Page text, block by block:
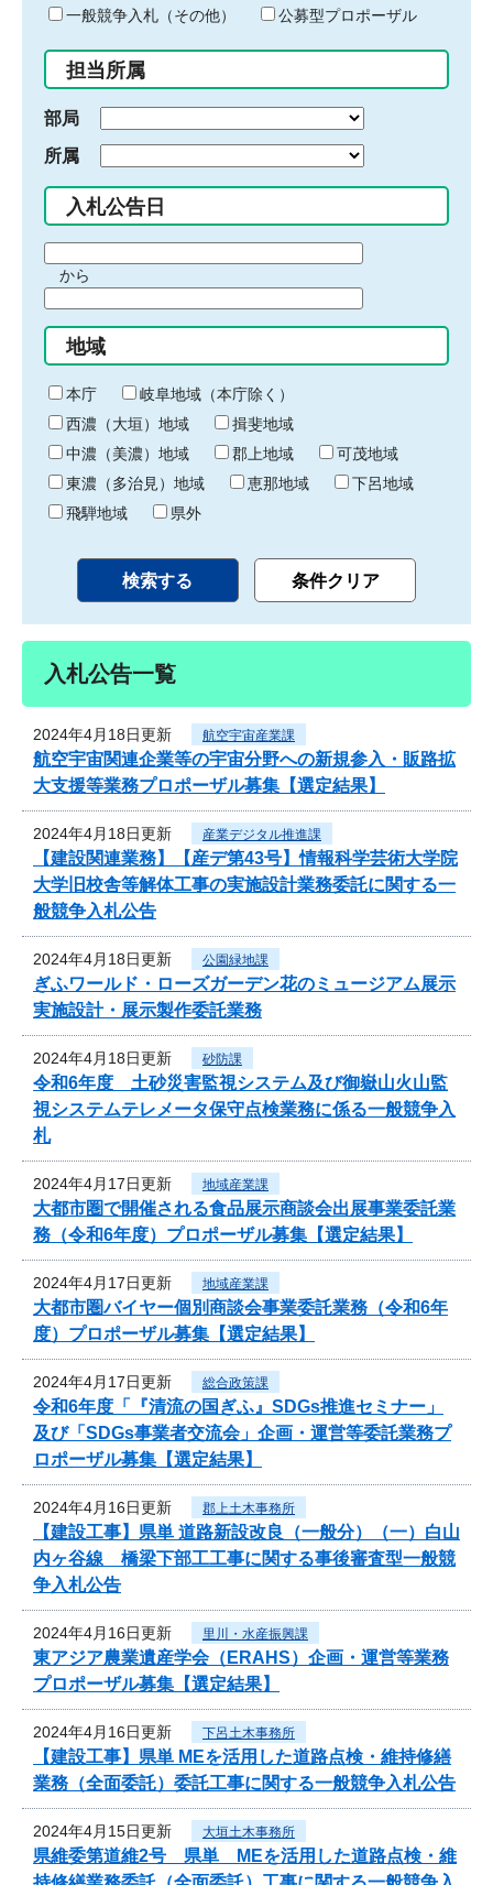
ド
入
力
一般競争入札（その他）
公募型プロポーザル
担当所属
部局
所属
入札公告日
間
始
り
から
間
終
わ
り
地域
本庁
岐阜地域（本庁除く）
西濃（大垣）地域
揖斐地域
中濃（美濃）地域
郡上地域
可茂地域
東濃（多治見）地域
恵那地域
下呂地域
飛騨地域
県外
入札公告一覧
2024年4月18日更新 航空宇宙産業課
航空宇宙関連企業等の宇宙分野への新規参入・販路拡
大支援等業務プロポーザル募集【選定結果】
2024年4月18日更新 産業デジタル推進課
【建設関連業務】【産デ第43号】情報科学芸術大学院
大学旧校舎等解体工事の実施設計業務委託に関する一
般競争入札公告
2024年4月18日更新 公園緑地課
ぎふワールド・ローズガーデン花のミュージアム展示
実施設計・展示製作委託業務
2024年4月18日更新 砂防課
令和6年度 土砂災害監視システム及び御嶽山火山監
視システムテレメータ保守点検業務に係る一般競争入
札
2024年4月17日更新 地域産業課
大都市圏で開催される食品展示商談会出展事業委託業
務（令和6年度）プロポーザル募集【選定結果】
2024年4月17日更新 地域産業課
大都市圏バイヤー個別商談会事業委託業務（令和6年
度）プロポーザル募集【選定結果】
2024年4月17日更新 総合政策課
令和6年度「『清流の国ぎふ』SDGs推進セミナー」
及び「SDGs事業者交流会」企画・運営等委託業務プ
ロポーザル募集【選定結果】
2024年4月16日更新 郡上土木事務所
【建設工事】県単 道路新設改良（一般分）（一）白山
内ヶ谷線 橋梁下部工工事に関する事後審査型一般競
争入札公告
2024年4月16日更新 里川・水産振興課
東アジア農業遺産学会（ERAHS）企画・運営等業務
プロポーザル募集【選定結果】
2024年4月16日更新 下呂土木事務所
【建設工事】県単 MEを活用した道路点検・維持修繕
業務（全面委託）委託工事に関する一般競争入札公告
2024年4月15日更新 大垣土木事務所
県維委第道維2号 県単 MEを活用した道路点検・維